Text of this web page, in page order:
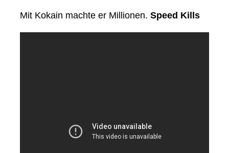
Mit Kokain machte er Millionen. Speed Kills